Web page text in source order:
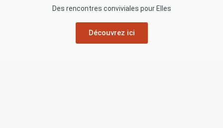
Des rencontres conviviales pour Elles
Découvrez ici